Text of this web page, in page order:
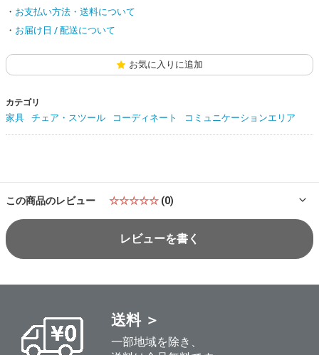
お支払い方法・送料について
お届け日 / 配送について
お気に入りに追加
カテゴリ
家具 チェア・スツール コーディネート コミュニケーションエリア
この商品のレビュー ☆☆☆☆☆ (0)
レビューを書く
送料 ＞
一部地域を除き、